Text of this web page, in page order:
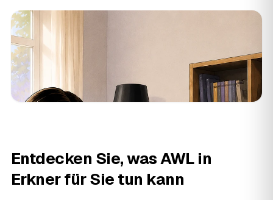
Entdecken Sie, was AWL in
Erkner für Sie tun kann